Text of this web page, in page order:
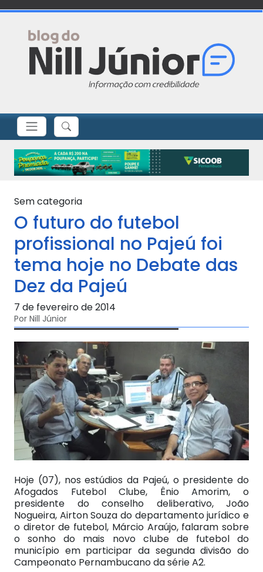
Sem categoria
O futuro do futebol
profissional no Pajeú foi
tema hoje no Debate das
Dez da Pajeú
7 de fevereiro de 2014
Por Nill Júnior
Hoje (07), nos estúdios da Pajeú, o presidente do
Afogados Futebol Clube, Ênio Amorim, o
presidente do conselho deliberativo, João
Nogueira, Airton Souza do departamento jurídico e
o diretor de futebol, Márcio Araújo, falaram sobre
o sonho do mais novo clube de futebol do
município em participar da segunda divisão do
Campeonato Pernambucano da série A2.